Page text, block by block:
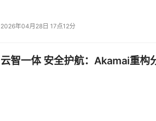
2026年04月28日 17点12分
云智一体 安全护航：Akamai重构